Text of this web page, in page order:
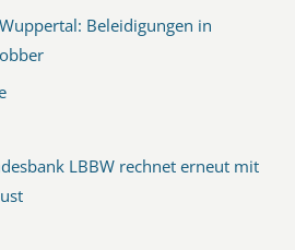
Beleidigungen in
LBBW rechnet erneut mit